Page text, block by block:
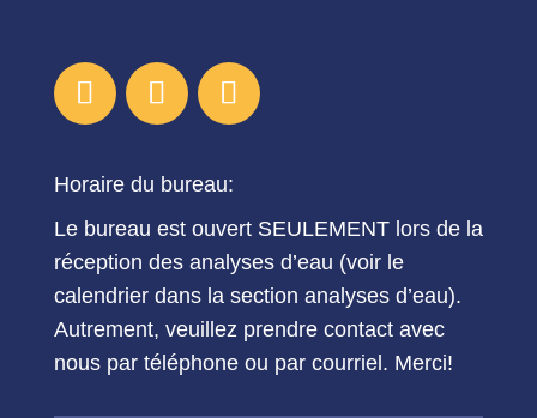
Horaire du bureau:
Le bureau est ouvert SEULEMENT lors de la
réception des analyses d’eau (voir le
calendrier dans la section analyses d’eau).
Autrement, veuillez prendre contact avec
nous par téléphone ou par courriel. Merci!